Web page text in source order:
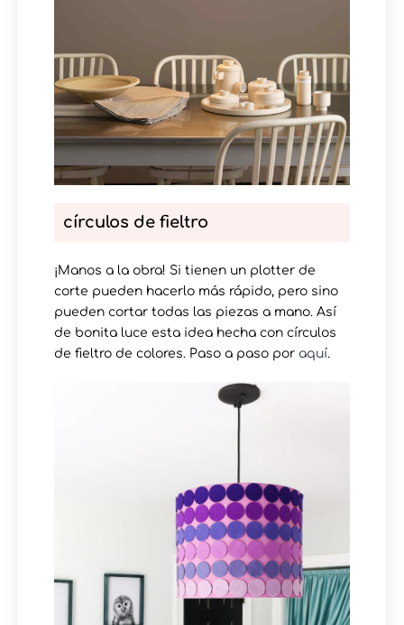
círculos de fieltro
¡Manos a la obra! Si tienen un plotter de
corte pueden hacerlo más rápido, pero sino
pueden cortar todas las piezas a mano. Así
de bonita luce esta idea hecha con círculos
de fieltro de colores. Paso a paso por aquí.